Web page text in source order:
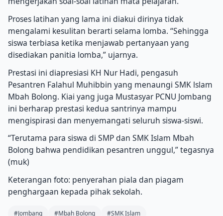
Proses latihan yang lama ini diakui dirinya tidak
mengalami kesulitan berarti selama lomba. “Sehingga
siswa terbiasa ketika menjawab pertanyaan yang
disediakan panitia lomba,” ujarnya.
Prestasi ini diapresiasi KH Nur Hadi, pengasuh
Pesantren Falahul Muhibbin yang menaungi SMK lslam
Mbah Bolong. Kiai yang juga Mustasyar PCNU Jombang
ini berharap prestasi kedua santrinya mampu
mengispirasi dan menyemangati seluruh siswa-siswi.
“Terutama para siswa di SMP dan SMK Islam Mbah
Bolong bahwa pendidikan pesantren unggul,” tegasnya
(muk)
Keterangan foto: penyerahan piala dan piagam
penghargaan kepada pihak sekolah.
#Jombang #Mbah Bolong #SMK Islam